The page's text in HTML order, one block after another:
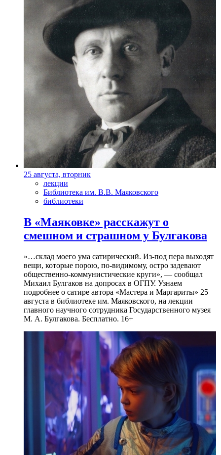
25 августа, вторник
лекции
Библиотека им. В.В. Маяковского
библиотеки
В «Маяковке» расскажут о
смешном и страшном у Булгакова
»…склад моего ума сатирический. Из-под пера выходят
вещи, которые порою, по-видимому, остро задевают
общественно-коммунистические круги», — сообщал
Михаил Булгаков на допросах в ОГПУ. Узнаем
подробнее о сатире автора «Мастера и Маргариты» 25
августа в библиотеке им. Маяковского, на лекции
главного научного сотрудника Государственного музея
М. А. Булгакова. Бесплатно. 16+